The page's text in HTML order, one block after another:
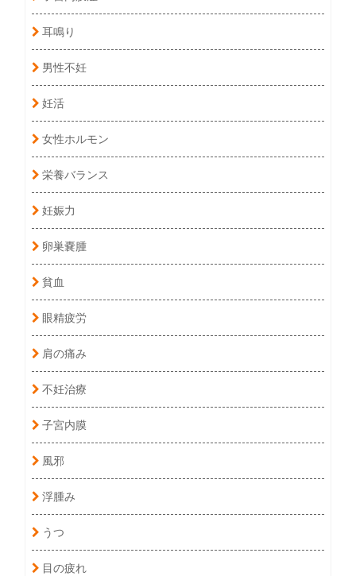
耳鳴り
男性不妊
妊活
女性ホルモン
栄養バランス
妊娠力
卵巣嚢腫
貧血
眼精疲労
肩の痛み
不妊治療
子宮内膜
風邪
浮腫み
うつ
目の疲れ